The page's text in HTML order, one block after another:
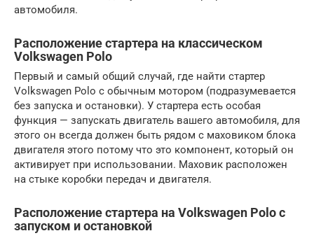
автомобиля.
Расположение стартера на классическом
Volkswagen Polo
Первый и самый общий случай, где найти стартер
Volkswagen Polo с обычным мотором (подразумевается
без запуска и остановки). У стартера есть особая
функция — запускать двигатель вашего автомобиля, для
этого он всегда должен быть рядом с маховиком блока
двигателя этого потому что это компонент, который он
активирует при использовании. Маховик расположен
на стыке коробки передач и двигателя.
Расположение стартера на Volkswagen Polo с
запуском и остановкой